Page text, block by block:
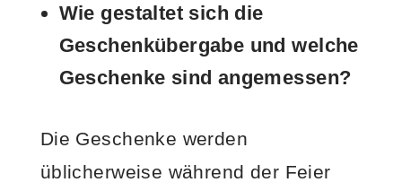
Wie gestaltet sich die
Geschenkübergabe und welche
Geschenke sind angemessen?
Die Geschenke werden
üblicherweise während der Feier